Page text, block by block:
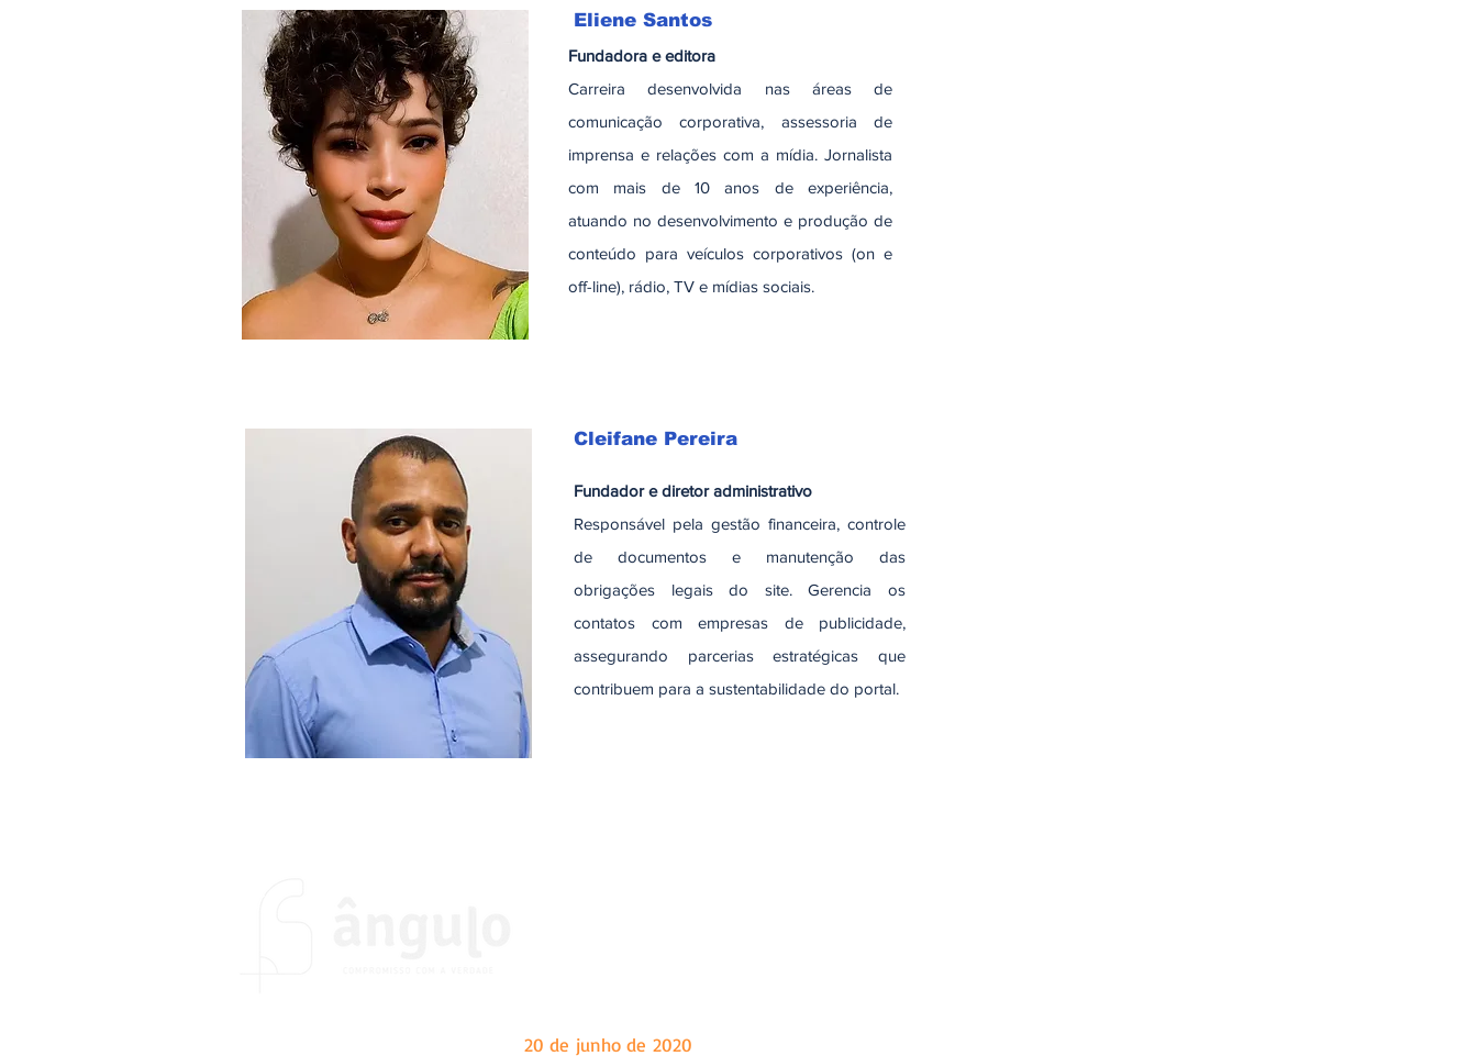
Eliene Santos
Fundadora e editora
Carreira desenvolvida nas áreas de
comunicação corporativa, assessoria de
imprensa e relações com a mídia. Jornalista
com mais de 10 anos de experiência,
atuando no desenvolvimento e produção de
conteúdo para veículos corporativos (on e
off-line), rádio, TV e mídias sociais.
Cleifane Pereira
Fundador e diretor administrativo
Responsável pela gestão financeira, controle
de documentos e manutenção das
obrigações legais do site. Gerencia os
contatos com empresas de publicidade,
assegurando parcerias estratégicas que
contribuem para a sustentabilidade do portal.
O portal Ângulo foi fundado no dia20 de junho de 2020